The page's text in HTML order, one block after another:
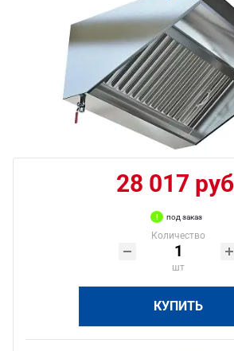
28 017
под заказ
Количество
шт
КУПИТЬ